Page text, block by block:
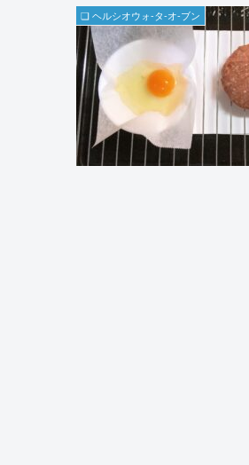
❏ ヘルシオウォ-タ-オ-ブン